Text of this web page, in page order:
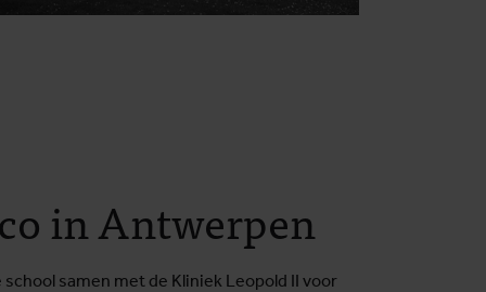
in Antwerpen
school samen met de Kliniek Leopold II voor